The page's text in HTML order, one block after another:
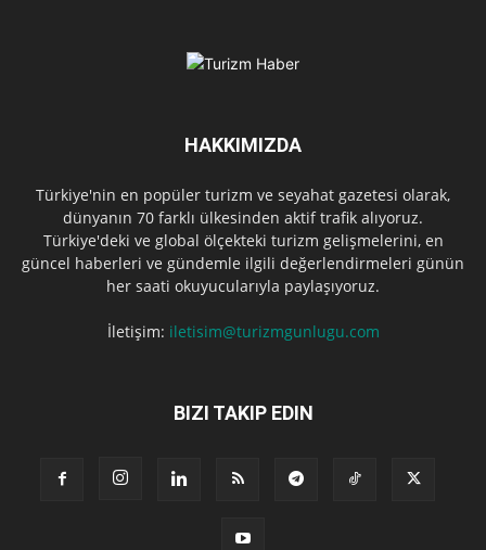
HAKKIMIZDA
Türkiye'nin en popüler turizm ve seyahat gazetesi olarak,
dünyanın 70 farklı ülkesinden aktif trafik alıyoruz.
Türkiye'deki ve global ölçekteki turizm gelişmelerini, en
güncel haberleri ve gündemle ilgili değerlendirmeleri günün
her saati okuyucularıyla paylaşıyoruz.
İletişim: iletisim@turizmgunlugu.com
BIZI TAKIP EDIN